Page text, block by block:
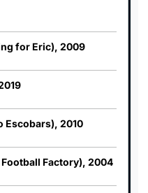
for Eric), 2009
Escobars), 2010
Factory), 2004